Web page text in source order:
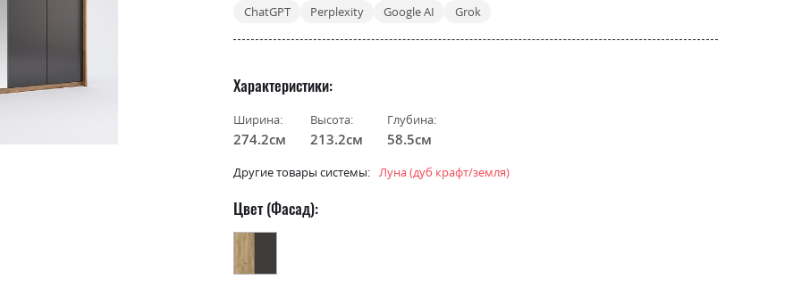
ChatGPT Perplexity Google AI Grok
Характеристики
Ширина:
274.2см
Высота:
213.2см
Глубина:
58.5см
Другие товары системы: Луна (дуб крафт/земля)
Цвет (Фасад):